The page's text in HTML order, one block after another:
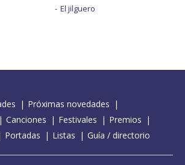
El jilguero
Próximas novedades
Canciones Festivales
Premios
Portadas Listas Guía / directorio